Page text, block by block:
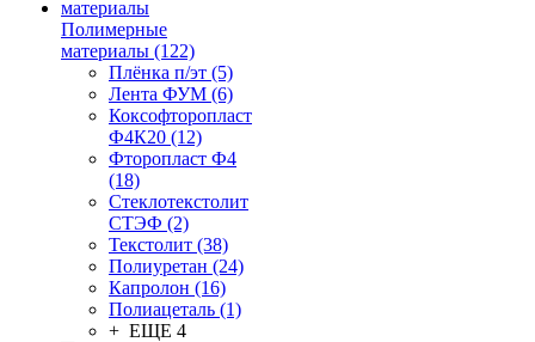
Полимерные
материалы (122)
Плёнка п/эт (5)
Лента ФУМ (6)
Коксофторопласт
Ф4К20 (12)
Фторопласт Ф4
(18)
Стеклотекстолит
СТЭФ (2)
Текстолит (38)
Полиуретан (24)
Капролон (16)
Полиацеталь (1)
+ ЕЩЕ 4